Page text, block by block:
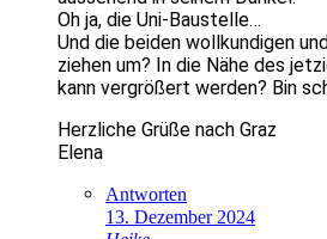
Oh ja, die Uni-Baustelle…
Und die beiden wollkundigen
ziehen um? In die Nähe des
kann vergrößert werden? Bin
Herzliche Grüße nach Graz
Elena
Antworten
13. Dezember 2024